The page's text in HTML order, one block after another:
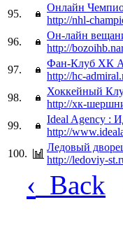
95.
Онлайн
http://nhl-
96.
Он-лайн
http://
97.
Фан-Клуб ХК
http://hc-
98.
Хоккейный
http://хк-
99.
Ideal Agency :
http://
100.
Ледовый
http://ledoviy-
‹ Back